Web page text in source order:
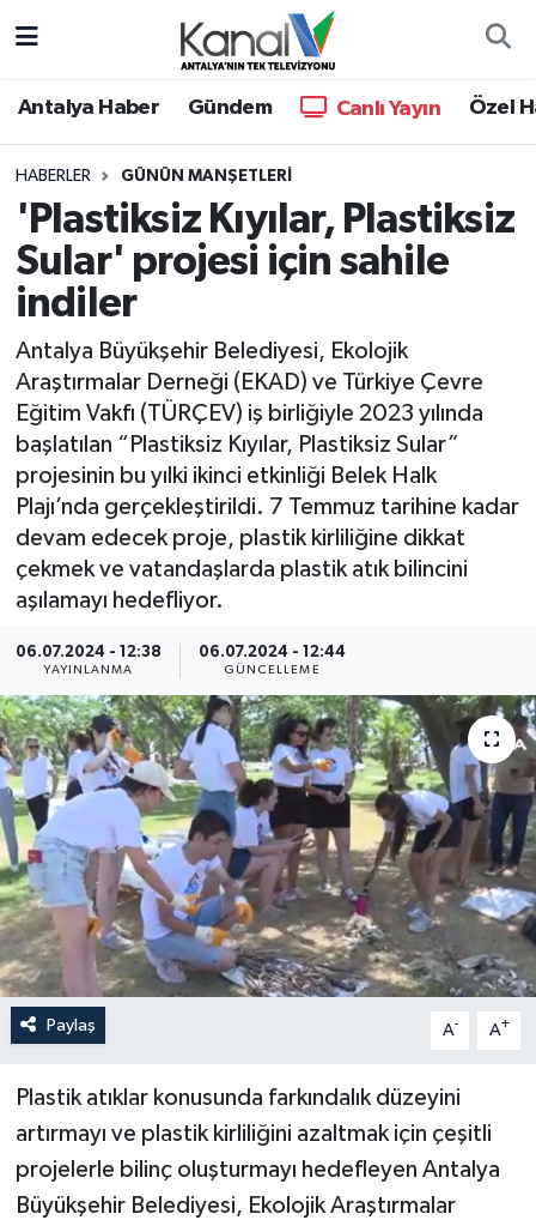
Antalya Haber Gündem Canlı Yayın Özel
HABERLER GÜNÜN MANŞETLERI
'Plastiksiz Kıyılar, Plastiksiz
Sular' projesi için sahile
indiler
Antalya Büyükşehir Belediyesi, Ekolojik
Araştırmalar Derneği (EKAD) ve Türkiye Çevre
Eğitim Vakfı (TÜRÇEV) iş birliğiyle 2023 yılında
başlatılan “Plastiksiz Kıyılar, Plastiksiz Sular”
projesinin bu yılki ikinci etkinliği Belek Halk
Plajı’nda gerçekleştirildi. 7 Temmuz tarihine kadar
devam edecek proje, plastik kirliliğine dikkat
çekmek ve vatandaşlarda plastik atık bilincini
aşılamayı hedefliyor.
06.07.2024 - 12:38
YAYINLANMA
06.07.2024 - 12:44
GÜNCELLEME
Paylaş A- A+
Plastik atıklar konusunda farkındalık düzeyini
artırmayı ve plastik kirliliğini azaltmak için çeşitli
projelerle bilinç oluşturmayı hedefleyen Antalya
Büyükşehir Belediyesi, Ekolojik Araştırmalar
Antalya Haber
Dünya
Eğitim
Gündem
Günün Manşetleri
Haber Kuşakları
Haberler
KANALV Spor
Kültür Sanat
Magazin
Öğle Bülteni
Sağlık
Siyaset
Sosyal medya
Teknoloji
Hava Durumu
Trafik Durumu
Süper Lig Puan Durumu ve Fikstür
Son Dakika Haberleri
Haber Arşivi